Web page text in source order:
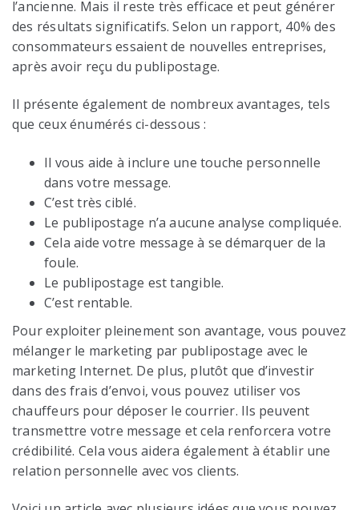
l’ancienne. Mais il reste très efficace et peut générer
des résultats significatifs. Selon un rapport, 40% des
consommateurs essaient de nouvelles entreprises,
après avoir reçu du publipostage.
Il présente également de nombreux avantages, tels
que ceux énumérés ci-dessous :
Il vous aide à inclure une touche personnelle
dans votre message.
C’est très ciblé.
Le publipostage n’a aucune analyse compliquée.
Cela aide votre message à se démarquer de la
foule.
Le publipostage est tangible.
C’est rentable.
Pour exploiter pleinement son avantage, vous pouvez
mélanger le marketing par publipostage avec le
marketing Internet. De plus, plutôt que d’investir
dans des frais d’envoi, vous pouvez utiliser vos
chauffeurs pour déposer le courrier. Ils peuvent
transmettre votre message et cela renforcera votre
crédibilité. Cela vous aidera également à établir une
relation personnelle avec vos clients.